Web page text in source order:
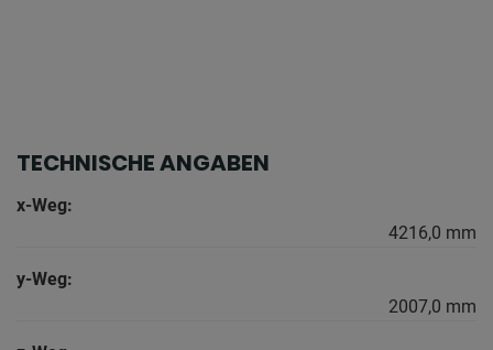
TECHNISCHE ANGABEN
x-Weg:
4216,0 mm
y-Weg:
2007,0 mm